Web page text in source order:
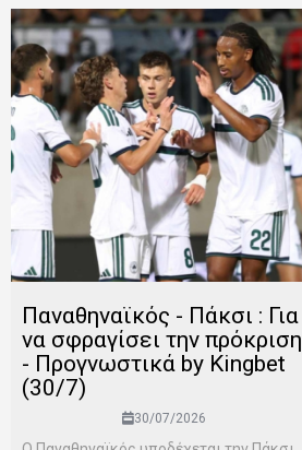
Παναθηναϊκός - Πάκσι : Για
να σφραγίσει την πρόκριση
- Προγνωστικά by Kingbet
(30/7)
30/07/2026